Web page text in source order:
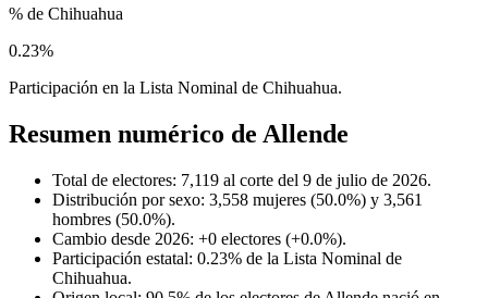
% de Chihuahua
0.23%
Participación en la Lista Nominal de Chihuahua.
Resumen numérico de Allende
Total de electores: 7,119 al corte del 9 de julio de 2026.
Distribución por sexo: 3,558 mujeres (50.0%) y 3,561
hombres (50.0%).
Cambio desde 2026: +0 electores (+0.0%).
Participación estatal: 0.23% de la Lista Nominal de
Chihuahua.